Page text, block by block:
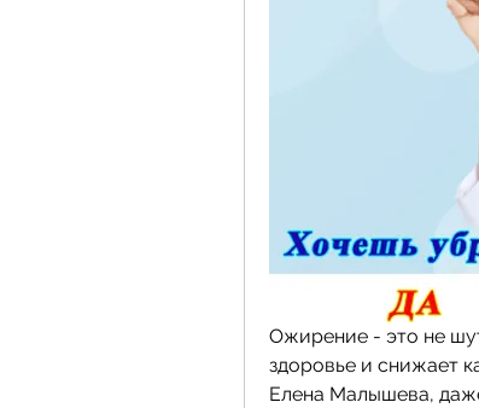
Ожирение - это не
здоровье и снижает
Елена Малышева,